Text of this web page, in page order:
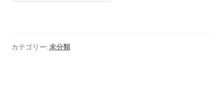
カテゴリー: 未分類